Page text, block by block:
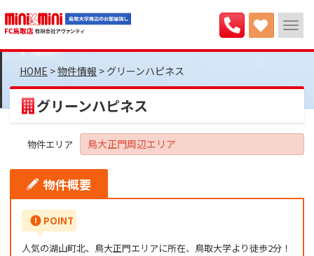
>物件情報 > グリーンハピネス
グリーンハピネス
物件エリア 鳥大正門周辺エリア
物件概要
POINT
人気の湖山町北、鳥大正門エリアに所在、鳥取大学より徒歩2分！